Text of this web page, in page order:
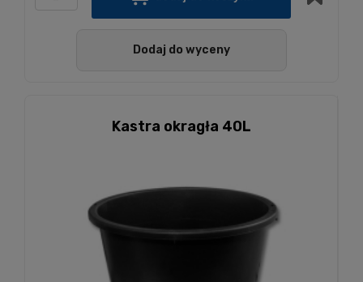
Dodaj do wyceny
Kastra okragła 40L